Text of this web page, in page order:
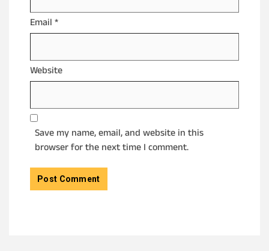
Email *
Website
Save my name, email, and website in this
browser for the next time I comment.